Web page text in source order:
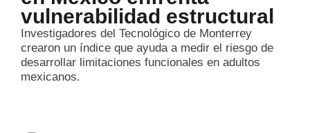
vulnerabilidad estructural
Investigadores del Tecnológico de Monterrey
crearon un índice que ayuda a medir el riesgo de
desarrollar limitaciones funcionales en adultos
mexicanos.